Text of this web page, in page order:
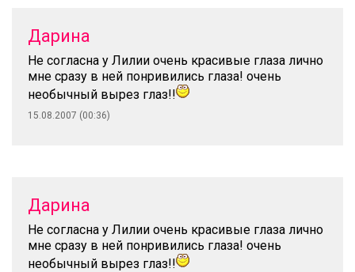
Дарина
Не согласна у Лилии очень красивые глаза лично
мне сразу в ней понривились глаза! очень
необычный вырез глаз!!
15.08.2007 (00:36)
Дарина
Не согласна у Лилии очень красивые глаза лично
мне сразу в ней понривились глаза! очень
необычный вырез глаз!!